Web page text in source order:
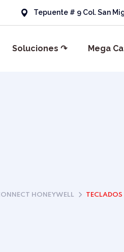
Tepuente # 9 Col. San
Soluciones ↷ Mega
HONEYWELL TECLADOS